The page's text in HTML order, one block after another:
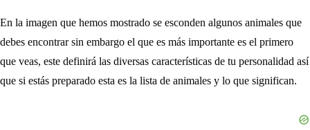
En la imagen que hemos mostrado se esconden algunos animales que
debes encontrar sin embargo el que es más importante es el primero
que veas, este definirá las diversas características de tu personalidad así
que si estás preparado esta es la lista de animales y lo que significan.